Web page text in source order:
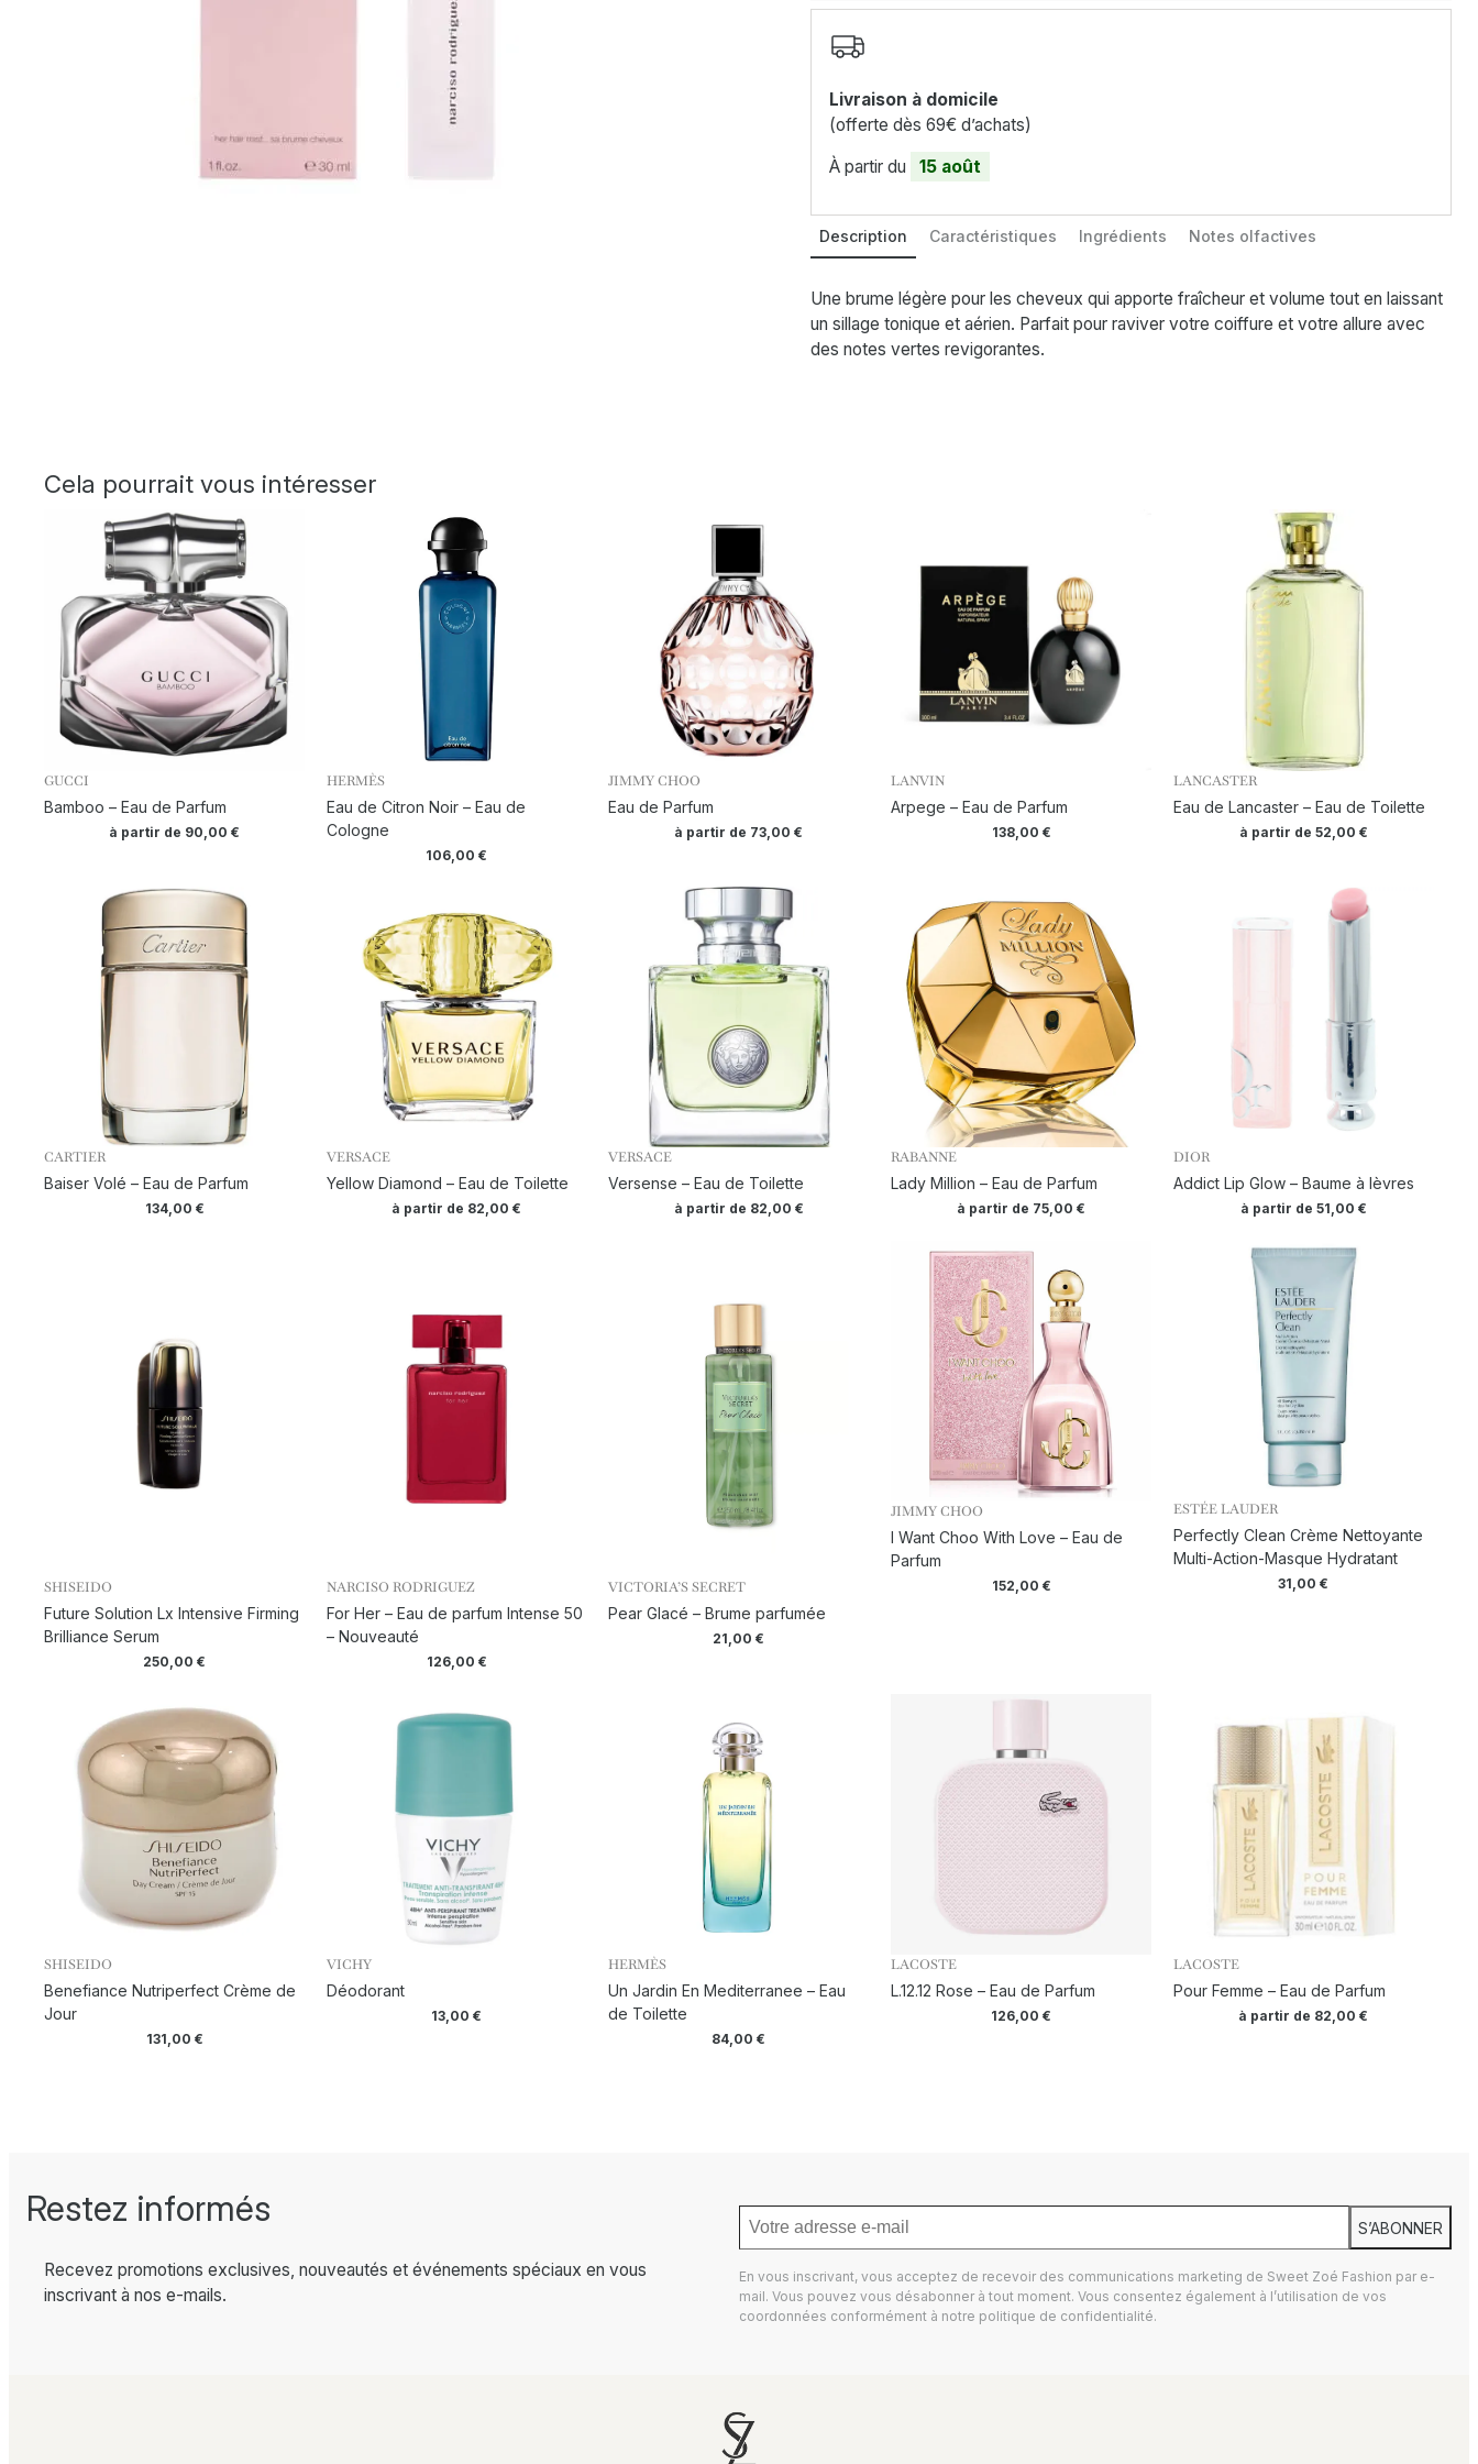
Livraison à domicile
(offerte dès 69€ d’achats)
À partir du 15 août
Description Caractéristiques Ingrédients Notes olfactives
Une brume légère pour les cheveux qui apporte fraîcheur et volume tout en laissant
un sillage tonique et aérien. Parfait pour raviver votre coiffure et votre allure avec
des notes vertes revigorantes.
Cela pourrait vous intéresser
GUCCI
Bamboo – Eau de Parfum
à partir de 90,00€
HERMÈS
Eau de Citron Noir – Eau de
Cologne
106,00€
JIMMY CHOO
Eau de Parfum
à partir de 73,00€
LANVIN
Arpege – Eau de Parfum
138,00 €
LANCASTER
Eau de Lancaster – Eau de Toilette
à partir de 52,00 €
CARTIER
Baiser Volé – Eau de Parfum
134,00 €
VERSACE
Yellow Diamond – Eau de Toilette
à partir de 82,00€
VERSACE
Versense – Eau de Toilette
à partir de 82,00 €
RABANNE
Lady Million – Eau de Parfum
à partir de 75,00€
DIOR
Addict Lip Glow – Baume à lèvres
à partir de 51,00 €
SHISEIDO
Future Solution Lx Intensive Firming
Brilliance Serum
250,00€
NARCISO RODRIGUEZ
For Her – Eau de parfum Intense 50
– Nouveauté
126,00 €
VICTORIA’S SECRET
Pear Glacé – Brume parfumée
21,00€
JIMMY CHOO
I Want Choo With Love – Eau de
Parfum
152,00 €
ESTÉE LAUDER
Perfectly Clean Crème Nettoyante
Multi-Action-Masque Hydratant
31,00€
SHISEIDO
Benefiance Nutriperfect Crème de
Jour
131,00 €
VICHY
Déodorant
13,00€
HERMÈS
Un Jardin En Mediterranee – Eau
de Toilette
84,00€
LACOSTE
L.12.12 Rose – Eau de Parfum
126,00€
LACOSTE
Pour Femme – Eau de Parfum
à partir de 82,00€
Restez informés
Recevez promotions exclusives, nouveautés et événements spéciaux en vous
inscrivant à nos e-mails.
S’ABONNER
En vous inscrivant, vous acceptez de recevoir des communications marketing de Sweet Zoé Fashion par e-
mail. Vous pouvez vous désabonner à tout moment. Vous consentez également à l’utilisation de vos
coordonnées conformément à notre politique de confidentialité.